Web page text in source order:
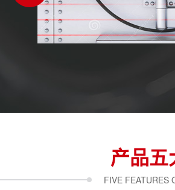
产品
FIVE FEATURES